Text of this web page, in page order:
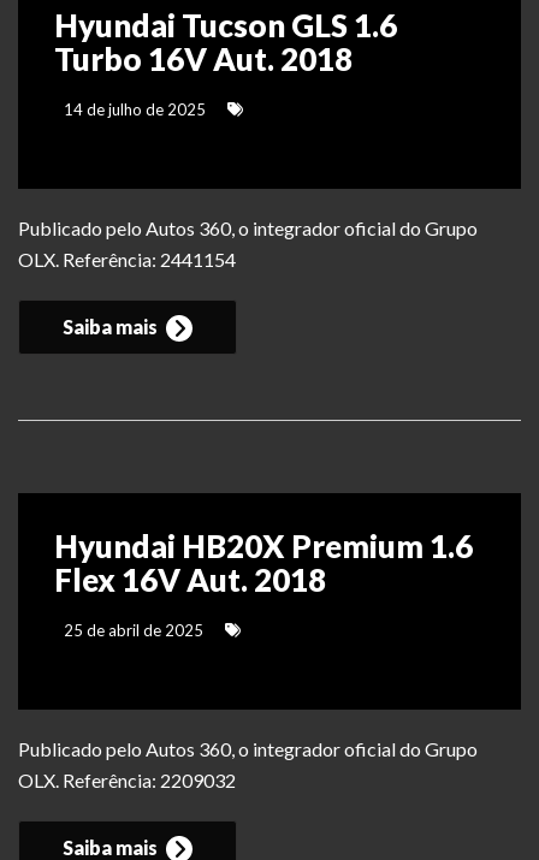
Hyundai Tucson GLS 1.6
Turbo 16V Aut. 2018
14 de julho de 2025
Publicado pelo Autos 360, o integrador oficial do Grupo
OLX. Referência: 2441154
Saiba mais
Hyundai HB20X Premium 1.6
Flex 16V Aut. 2018
25 de abril de 2025
Publicado pelo Autos 360, o integrador oficial do Grupo
OLX. Referência: 2209032
Saiba mais